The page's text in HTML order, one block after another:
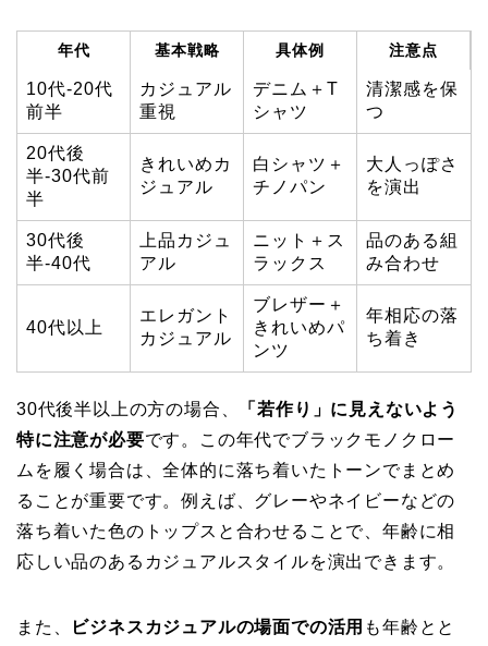
年代 基本戦略 具体例 注意点
10代-20代
前半
カジュアル
重視
デニム＋T
シャツ
清潔感を保
つ
20代後
半-30代前
半
きれいめカ
ジュアル
白シャツ＋
チノパン
大人っぽさ
を演出
30代後
半-40代
上品カジュ
アル
ニット＋ス
ラックス
品のある組
み合わせ
40代以上
エレガント
カジュアル
ブレザー＋
きれいめパ
ンツ
年相応の落
ち着き
30代後半以上の方の場合、
「若作り」に見えないよう
特に注意が必要です。この年代でブラックモノクロー
ムを履く場合は、全体的に落ち着いたトーンでまとめ
ることが重要です。例えば、グレーやネイビーなどの
落ち着いた色のトップスと合わせることで、年齢に相
応しい品のあるカジュアルスタイルを演出できます。
また、 ビジネスカジュアルの場面での活用 も年齢とと